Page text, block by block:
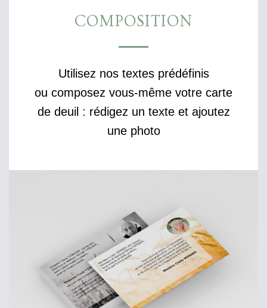
COMPOSITION
Utilisez nos textes prédéfinis
ou composez vous-même votre carte
de deuil : rédigez un texte et ajoutez
une photo